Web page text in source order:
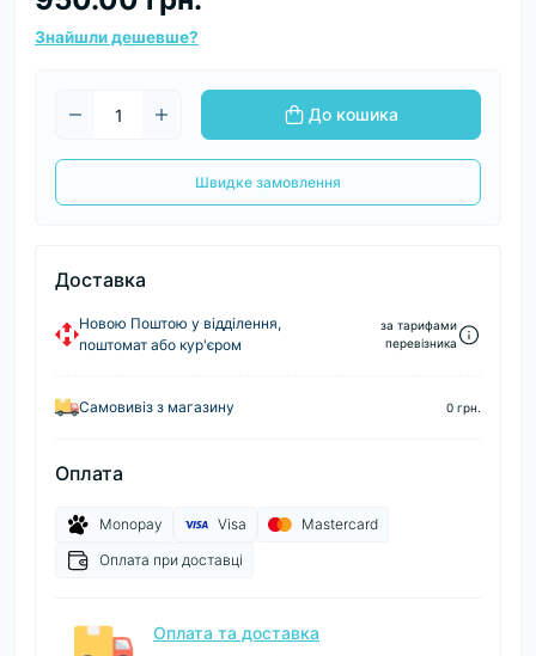
Знайшли дешевше?
До кошика
Швидке замовлення
Доставка
Новою Поштою у відділення,
поштомат або кур'єром
за тарифами
перевізника
Самовивіз з магазину 0 грн.
Оплата
Monopay Visa
Mastercard
Оплата при доставці
Оплата та доставка